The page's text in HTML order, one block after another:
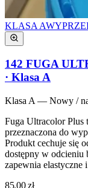
KLASA A
142 FUGA
· Klasa A
Klasa A — Nowy /
Fuga Ultracolor Plus
przeznaczona do
Produkt cechuje się
dostępny w odcieniu
zapewnia elastyczne
85.00zł